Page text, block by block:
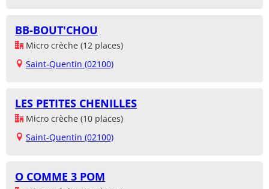
BB-BOUT'CHOU
Micro crèche (12 places)
Saint-Quentin (02100)
LES PETITES CHENILLES
Micro crèche (10 places)
Saint-Quentin (02100)
O COMME 3 POM